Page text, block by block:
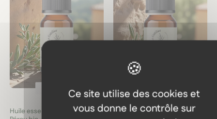
Ce site utilise des cookies et
vous donne le contrôle sur
Psoriasis
Huile essentielle Baume du
Psoriasis
Huile essentielle Camomille